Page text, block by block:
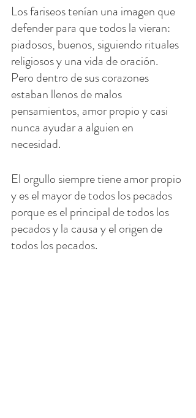
Los fariseos tenían una imagen que
defender para que todos la vieran:
piadosos, buenos, siguiendo rituales
religiosos y una vida de oración.
Pero dentro de sus corazones
estaban llenos de malos
pensamientos, amor propio y casi
nunca ayudar a alguien en
necesidad.
El orgullo siempre tiene amor propio
y es el mayor de todos los pecados
porque es el principal de todos los
pecados y la causa y el origen de
todos los pecados.